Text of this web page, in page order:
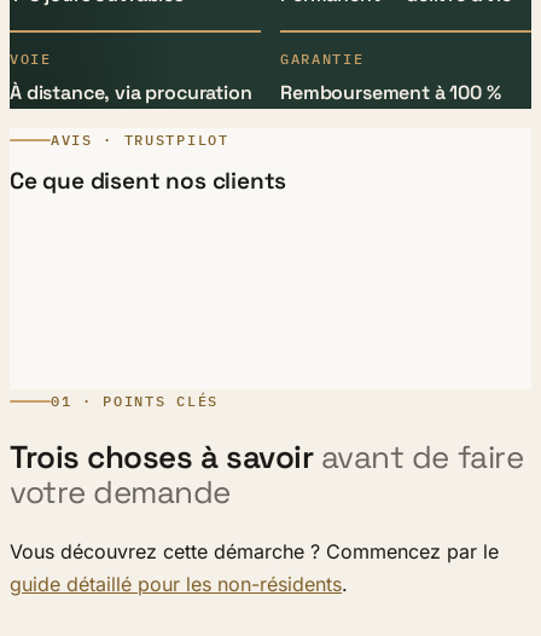
VOIE
À distance, via procuration
GARANTIE
Remboursement à 100 %
AVIS · TRUSTPILOT
Ce que disent nos clients
01 · POINTS CLÉS
Trois choses à savoir avant de faire
votre demande
Vous découvrez cette démarche ? Commencez par le
guide détaillé pour les non-résidents.